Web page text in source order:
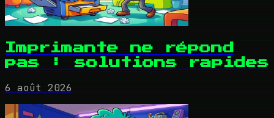
Imprimante ne répond
pas : solutions rapides
6 août 2026